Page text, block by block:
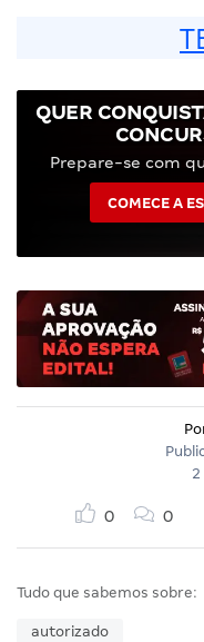
QUER
Prepare-se com
COMECE A
0 0
Tudo que sabemos sobre:
autorizado